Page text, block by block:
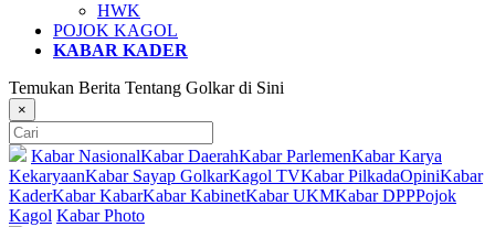
HWK
POJOK KAGOL
KABAR KADER
Temukan Berita Tentang Golkar di Sini
×
Kabar NasionalKabar DaerahKabar ParlemenKabar Karya
KekaryaanKabar Sayap GolkarKagol TVKabar PilkadaOpiniKabar
KaderKabar KabarKabar KabinetKabar UKMKabar DPPPojok
Kagol Kabar Photo